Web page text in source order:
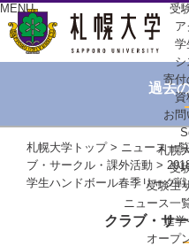
MENU
受
ア
学
シ
寄付
資
お
札幌
受
受験生
ニュース一
進学
オープ
過去
札幌大学トップ> ニュース一覧
ブ・サークル・課外活動 >
学生ハンドボール春季リーグ
クラブ・サ